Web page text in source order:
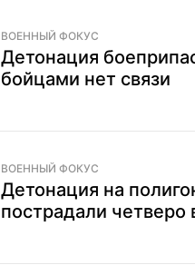
ВОЕННЫЙ ФОКУС
Детонация
бойцами нет связи
ВОЕННЫЙ ФОКУС
Детонация на
пострадали